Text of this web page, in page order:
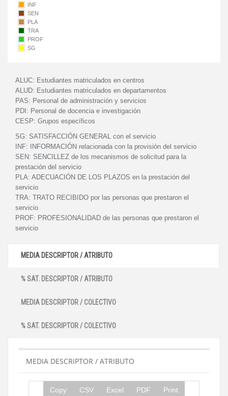
INF
SEN
PLA
TRA
PROF
SG
ALUC: Estudiantes matriculados en centros
ALUD: Estudiantes matriculados en departamentos
PAS: Personal de administración y servicios
PDI: Personal de docencia e investigación
CESP: Grupos específicos
SG: SATISFACCIÓN GENERAL con el servicio
INF:
INFORMACIÓN relacionada con la provisión del servicio
SEN: SENCILLEZ de los mecanismos de solicitud para la
prestación del servicio
PLA: ADECUACIÓN DE LOS PLAZOS en la prestación del
servicio
TRA: TRATO RECIBIDO por las personas que prestaron el
servicio
PROF: PROFESIONALIDAD de las personas que prestaron el
servicio
MEDIA DESCRIPTOR / ATRIBUTO
% SAT. DESCRIPTOR / ATRIBUTO
MEDIA DESCRIPTOR / COLECTIVO
% SAT. DESCRIPTOR / COLECTIVO
MEDIA DESCRIPTOR / ATRIBUTO
Copy CSV Excel PDF Print